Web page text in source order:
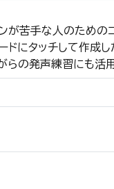
が苦手な人のための
ドにタッチして作
らの発声練習にも活